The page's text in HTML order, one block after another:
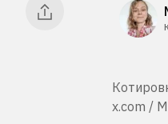
x.com /